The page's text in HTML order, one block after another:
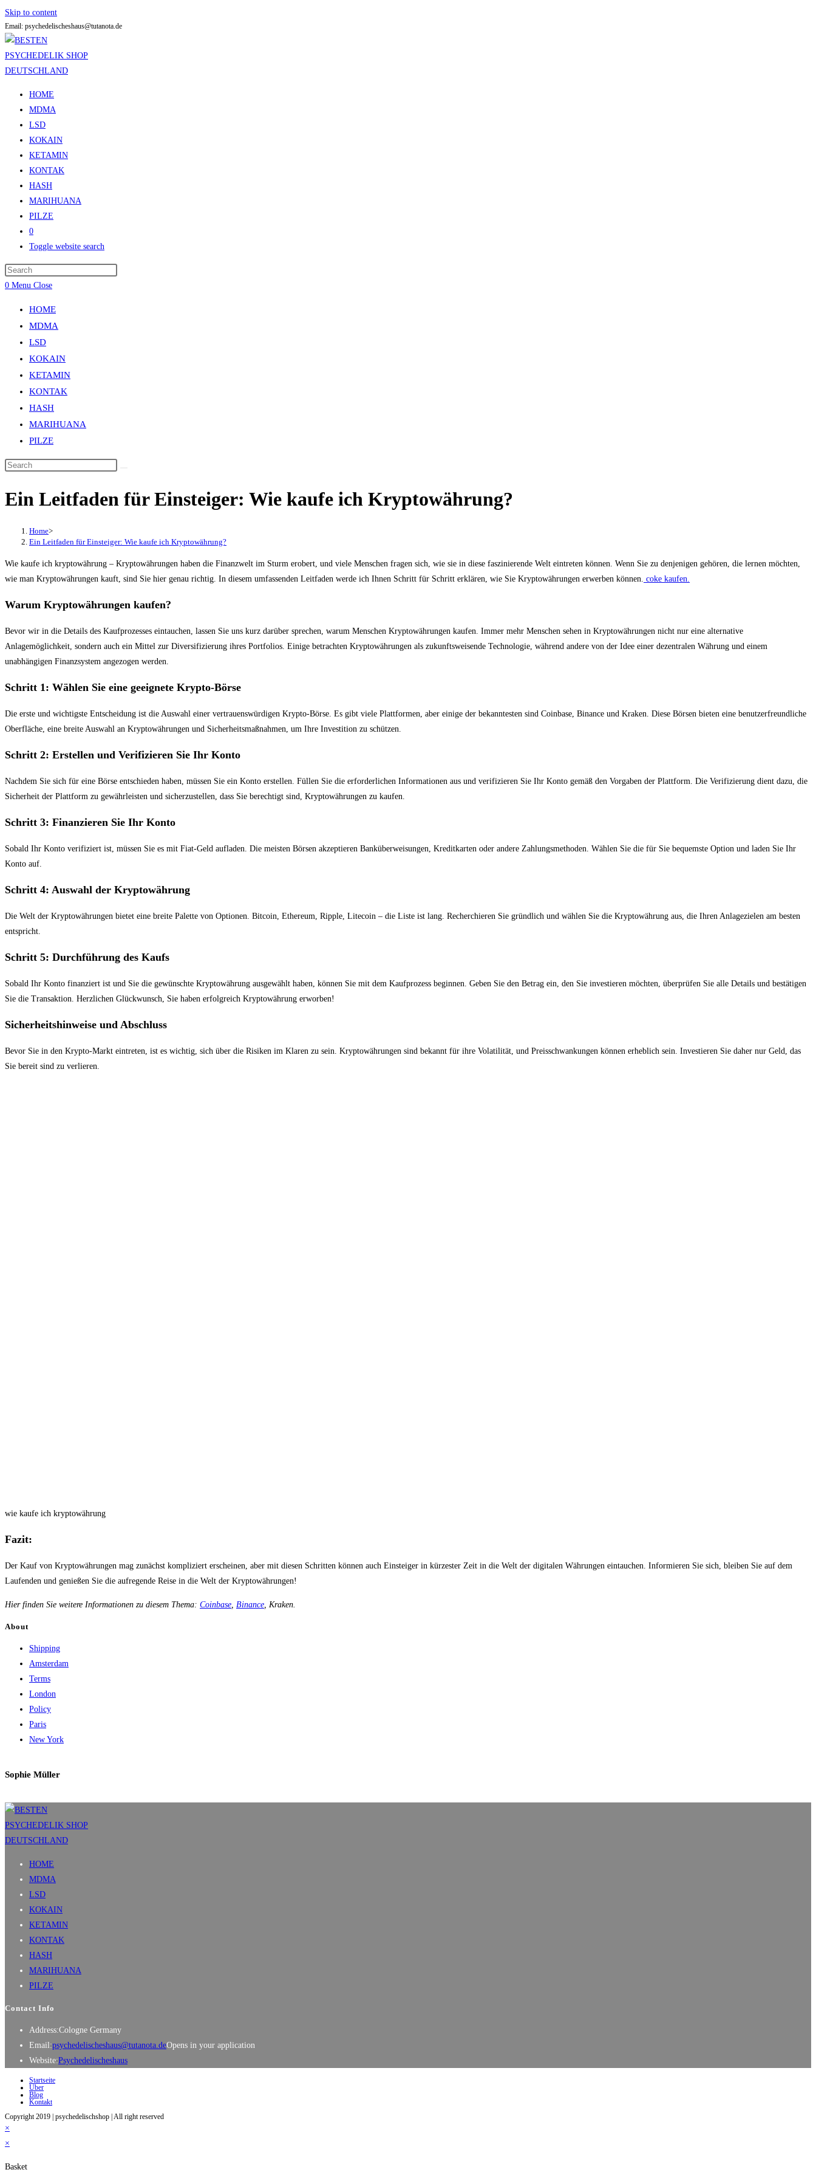
Skip to content
Email: psychedelischeshaus@tutanota.de
HOME
MDMA
LSD
KOKAIN
KETAMIN
KONTAK
HASH
MARIHUANA
PILZE
0
Toggle website search
0 Menu Close
HOME
MDMA
LSD
KOKAIN
KETAMIN
KONTAK
HASH
MARIHUANA
PILZE
Ein Leitfaden für Einsteiger: Wie kaufe ich Kryptowährung?
Home>
Ein Leitfaden für Einsteiger: Wie kaufe ich Kryptowährung?
Wie kaufe ich kryptowährung – Kryptowährungen haben die Finanzwelt im Sturm erobert, und viele Menschen fragen sich, wie sie in diese faszinierende Welt eintreten können. Wenn Sie zu denjenigen gehören, die lernen möchten,
wie man Kryptowährungen kauft, sind Sie hier genau richtig. In diesem umfassenden Leitfaden werde ich Ihnen Schritt für Schritt erklären, wie Sie Kryptowährungen erwerben können. coke kaufen.
Warum Kryptowährungen kaufen?
Bevor wir in die Details des Kaufprozesses eintauchen, lassen Sie uns kurz darüber sprechen, warum Menschen Kryptowährungen kaufen. Immer mehr Menschen sehen in Kryptowährungen nicht nur eine alternative
Anlagemöglichkeit, sondern auch ein Mittel zur Diversifizierung ihres Portfolios. Einige betrachten Kryptowährungen als zukunftsweisende Technologie, während andere von der Idee einer dezentralen Währung und einem
unabhängigen Finanzsystem angezogen werden.
Schritt 1: Wählen Sie eine geeignete Krypto-Börse
Die erste und wichtigste Entscheidung ist die Auswahl einer vertrauenswürdigen Krypto-Börse. Es gibt viele Plattformen, aber einige der bekanntesten sind Coinbase, Binance und Kraken. Diese Börsen bieten eine benutzerfreundliche
Oberfläche, eine breite Auswahl an Kryptowährungen und Sicherheitsmaßnahmen, um Ihre Investition zu schützen.
Schritt 2: Erstellen und Verifizieren Sie Ihr Konto
Nachdem Sie sich für eine Börse entschieden haben, müssen Sie ein Konto erstellen. Füllen Sie die erforderlichen Informationen aus und verifizieren Sie Ihr Konto gemäß den Vorgaben der Plattform. Die Verifizierung dient dazu, die
Sicherheit der Plattform zu gewährleisten und sicherzustellen, dass Sie berechtigt sind, Kryptowährungen zu kaufen.
Schritt 3: Finanzieren Sie Ihr Konto
Sobald Ihr Konto verifiziert ist, müssen Sie es mit Fiat-Geld aufladen. Die meisten Börsen akzeptieren Banküberweisungen, Kreditkarten oder andere Zahlungsmethoden. Wählen Sie die für Sie bequemste Option und laden Sie Ihr
Konto auf.
Schritt 4: Auswahl der Kryptowährung
Die Welt der Kryptowährungen bietet eine breite Palette von Optionen. Bitcoin, Ethereum, Ripple, Litecoin – die Liste ist lang. Recherchieren Sie gründlich und wählen Sie die Kryptowährung aus, die Ihren Anlagezielen am besten
entspricht.
Schritt 5: Durchführung des Kaufs
Sobald Ihr Konto finanziert ist und Sie die gewünschte Kryptowährung ausgewählt haben, können Sie mit dem Kaufprozess beginnen. Geben Sie den Betrag ein, den Sie investieren möchten, überprüfen Sie alle Details und bestätigen
Sie die Transaktion. Herzlichen Glückwunsch, Sie haben erfolgreich Kryptowährung erworben!
Sicherheitshinweise und Abschluss
Bevor Sie in den Krypto-Markt eintreten, ist es wichtig, sich über die Risiken im Klaren zu sein. Kryptowährungen sind bekannt für ihre Volatilität, und Preisschwankungen können erheblich sein. Investieren Sie daher nur Geld, das
Sie bereit sind zu verlieren.
wie kaufe ich kryptowährung
Fazit:
Der Kauf von Kryptowährungen mag zunächst kompliziert erscheinen, aber mit diesen Schritten können auch Einsteiger in kürzester Zeit in die Welt der digitalen Währungen eintauchen. Informieren Sie sich, bleiben Sie auf dem
Laufenden und genießen Sie die aufregende Reise in die Welt der Kryptowährungen!
Hier finden Sie weitere Informationen zu diesem Thema: Coinbase Binance Kraken
About
Shipping
Amsterdam
Terms
London
Policy
Paris
New York
Sophie Müller
HOME
MDMA
LSD
KOKAIN
KETAMIN
KONTAK
HASH
MARIHUANA
PILZE
Contact Info
Address:Cologne Germany
Email:psychedelischeshaus@tutanota.deOpens in your application
Website:Psychedelischeshaus
Startseite
Über
Blog
Kontakt
Copyright 2019 | psychedelischshop | All right reserved
×
×
Basket